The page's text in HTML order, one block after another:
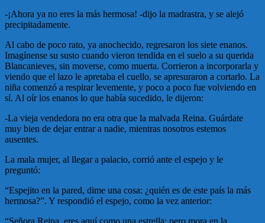
-¡Ahora ya no eres la más hermosa! -dijo la madrastra, y se alejó
precipitadamente.
Al cabo de poco rato, ya anochecido, regresaron los siete enanos.
Imagínense su susto cuando vieron tendida en el suelo a su querida
Blancanieves, sin moverse, como muerta. Corrieron a incorporarla y
viendo que el lazo le apretaba el cuello, se apresuraron a cortarlo. La
niña comenzó a respirar levemente, y poco a poco fue volviendo en
sí. Al oír los enanos lo que había sucedido, le dijeron:
-La vieja vendedora no era otra que la malvada Reina. Guárdate
muy bien de dejar entrar a nadie, mientras nosotros estemos
ausentes.
La mala mujer, al llegar a palacio, corrió ante el espejo y le
preguntó:
“Espejito en la pared, dime una cosa: ¿quién es de este país la más
hermosa?”. Y respondió el espejo, como la vez anterior: